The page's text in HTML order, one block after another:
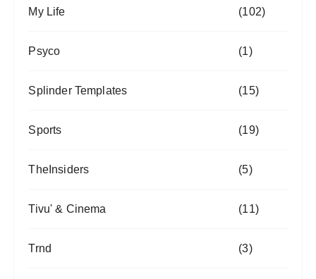
My Life (102)
Psyco (1)
Splinder Templates (15)
Sports (19)
TheInsiders (5)
Tivu' & Cinema (11)
Trnd (3)